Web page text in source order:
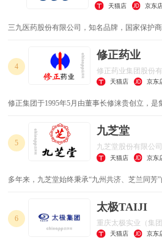
天猫店 京东
三九医药股份有限公司，知名品牌，国家保护
4
修正药业
修正药业集团股份
天猫店 京东
修正集团于1995年5月由董事长修涞贵创立，
5
九芝堂
九芝堂股份有限公司
天猫店 京东
多年来，九芝堂始终秉承“九州共济、芝兰同芳
销售、科研、健康管理于一体的现代大型医药
息发布中，九芝堂以品牌价值108.03亿元、品牌
号”榜第七名，较上年度提升2位。
6
太极TAIJI
重庆太极实业（集
天猫店 京东